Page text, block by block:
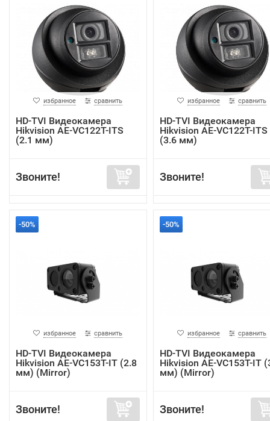
избранное сравнить
HD-TVI Видеокамера
Hikvision AE-VC122T-ITS
(2.1 мм)
Звоните!
избранное сравнить
HD-TVI Видеокамера
Hikvision AE-VC122T-ITS
(3.6 мм)
Звоните!
-50%
избранное сравнить
HD-TVI Видеокамера
Hikvision AE-VC153T-IT (2.8
мм) (Mirror)
Звоните!
-50%
избранное сравнить
HD-TVI Видеокамера
Hikvision AE-VC153T-IT
мм) (Mirror)
Звоните!